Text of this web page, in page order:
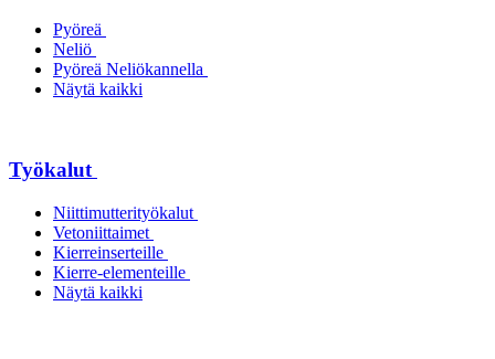
Pyöreä
Neliö
Pyöreä Neliökannella
Näytä kaikki
Työkalut
Niittimutterityökalut
Vetoniittaimet
Kierreinserteille
Kierre-elementeille
Näytä kaikki